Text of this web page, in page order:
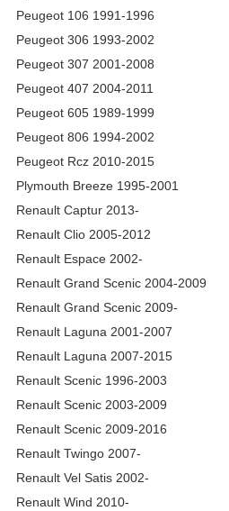
Peugeot 106 1991-1996
Peugeot 306 1993-2002
Peugeot 307 2001-2008
Peugeot 407 2004-2011
Peugeot 605 1989-1999
Peugeot 806 1994-2002
Peugeot Rcz 2010-2015
Plymouth Breeze 1995-2001
Renault Captur 2013-
Renault Clio 2005-2012
Renault Espace 2002-
Renault Grand Scenic 2004-2009
Renault Grand Scenic 2009-
Renault Laguna 2001-2007
Renault Laguna 2007-2015
Renault Scenic 1996-2003
Renault Scenic 2003-2009
Renault Scenic 2009-2016
Renault Twingo 2007-
Renault Vel Satis 2002-
Renault Wind 2010-